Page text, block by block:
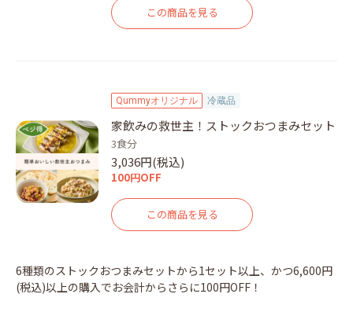
この商品を見る
Qummyオリジナル 冷蔵品
家飲みの救世主！ストックおつまみセット
3食分
3,036円(税込)
100円OFF
この商品を見る
6種類のストックおつまみセットから1セット以上、かつ6,600円
(税込)以上の購入でお会計からさらに100円OFF！